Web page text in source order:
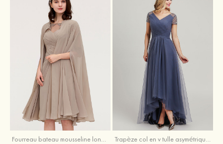
Fourreau bateau mousseline longueur genou robe de mère de la mariée avec appliqué plissé veste Trapèze col en v tulle asymétrique robe de mère de la mariée